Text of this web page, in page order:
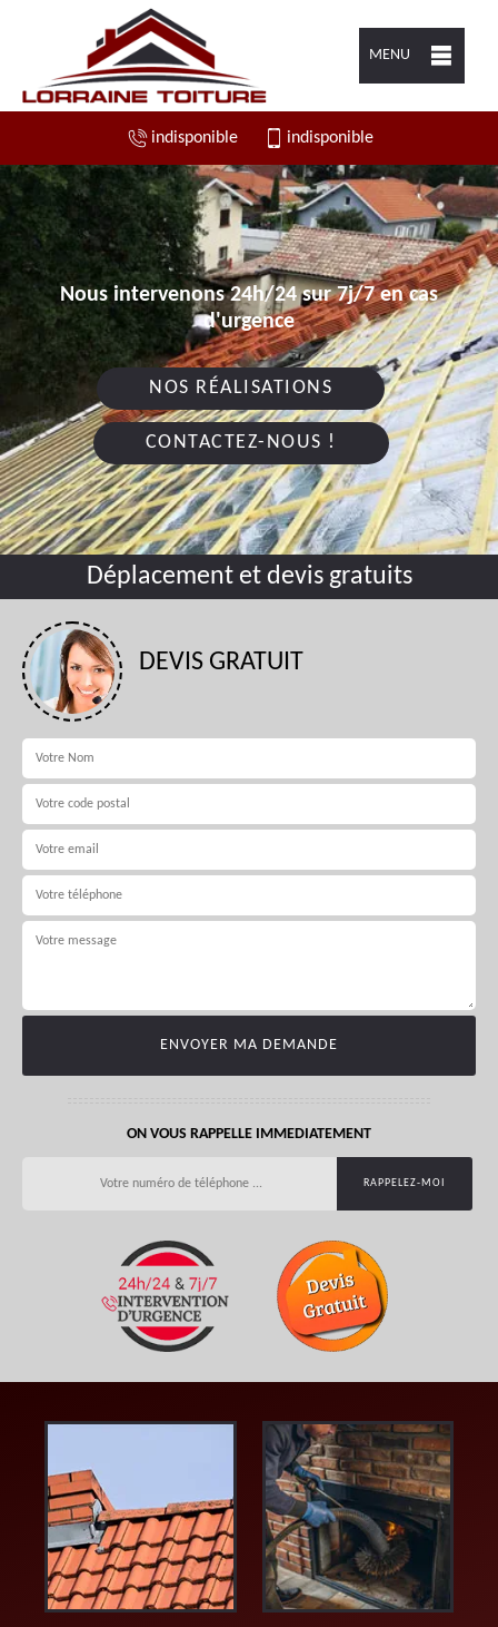
MENU
indisponible indisponible
Nous intervenons 24h/24 sur 7j/7 en cas
d'urgence
NOS RÉALISATIONS
CONTACTEZ-NOUS !
Déplacement et devis gratuits
DEVIS GRATUIT
ON VOUS RAPPELLE IMMEDIATEMENT